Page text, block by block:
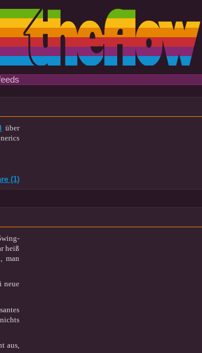
über
(1)
heiß
man
neue
aus,